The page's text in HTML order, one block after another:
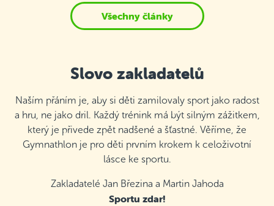
Všechny články
Slovo zakladatelů
Naším přáním je, aby si děti zamilovaly sport jako radost
a hru, ne jako dril. Každý trénink má být silným zážitkem,
který je přivede zpět nadšené a šťastné. Věříme, že
Gymnathlon je pro děti prvním krokem k celoživotní
lásce ke sportu.
Zakladatelé Jan Březina a Martin Jahoda
Sportu zdar!